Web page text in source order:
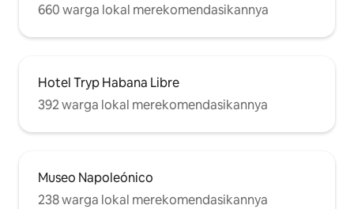
660 warga lokal merekomendasikannya
Hotel Tryp Habana Libre
392 warga lokal merekomendasikannya
Museo Napoleónico
238 warga lokal merekomendasikannya